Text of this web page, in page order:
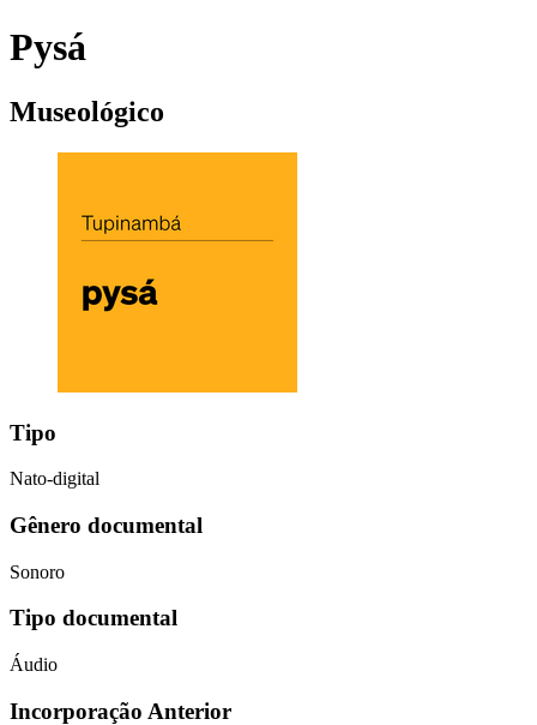
Pysá
Museológico
Tipo
Nato-digital
Gênero documental
Sonoro
Tipo documental
Áudio
Incorporação Anterior